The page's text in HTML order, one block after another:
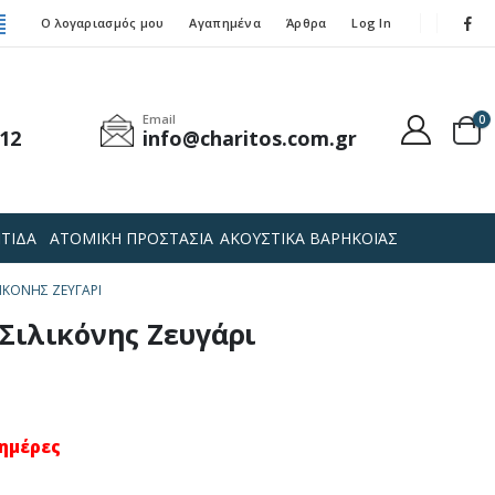
Ο λογαριασμός μου Αγαπημένα Άρθρα Log In
Email
info@charitos.com.gr
0
ΑΤΟΜΙΚΗ ΠΡΟΣΤΑΣΙΑ ΑΚΟΥΣΤΙΚΑ ΒΑΡΗΚΟΪΑΣ
ΖΕΥΓΆΡΙ
Ζευγάρι